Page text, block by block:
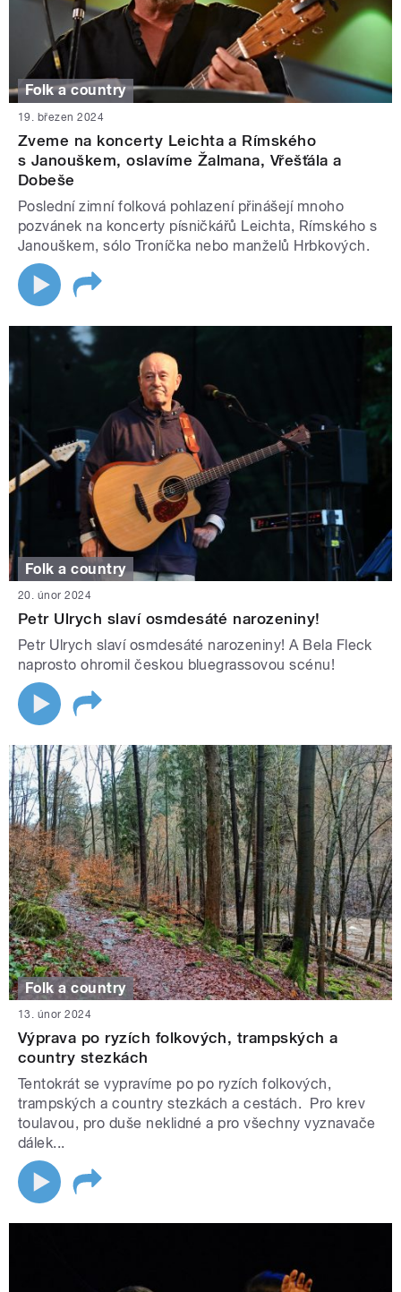
Folk a country
19. březen 2024
Zveme na koncerty Leichta a Rímského
s Janouškem, oslavíme Žalmana, Vřešťála a
Dobeše
Poslední zimní folková pohlazení přinášejí mnoho
pozvánek na koncerty písničkářů Leichta, Rímského s
Janouškem, sólo Troníčka nebo manželů Hrbkových.
Folk a country
20. únor 2024
Petr Ulrych slaví osmdesáté narozeniny!
Petr Ulrych slaví osmdesáté narozeniny! A Bela Fleck
naprosto ohromil českou bluegrassovou scénu!
Folk a country
13. únor 2024
Výprava po ryzích folkových, trampských a
country stezkách
Tentokrát se vypravíme po po ryzích folkových,
trampských a country stezkách a cestách. Pro krev
toulavou, pro duše neklidné a pro všechny vyznavače
dálek...